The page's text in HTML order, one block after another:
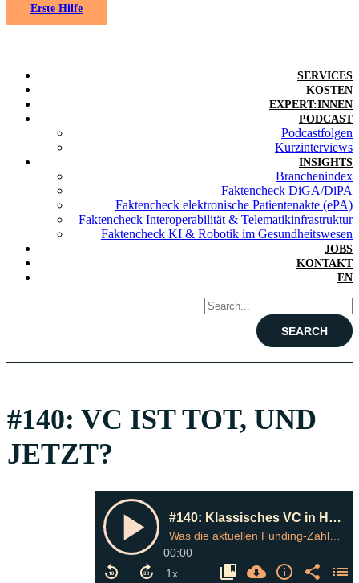
Erste Hilfe
SERVICES
KOSTEN
EXPERT:INNEN
PODCAST
Podcastfolgen
Kurzinterviews
INSIGHTS
Branchenindex
Faktencheck DiGA/DiPA
Faktencheck elektronische Patientenakte (ePA)
Faktencheck Interoperabilität & Telematikinfrastruktur
Faktencheck KI & Robotik im Gesundheitswesen
JOBS
KONTAKT
EN
#140: VC IST TOT, UND
JETZT?